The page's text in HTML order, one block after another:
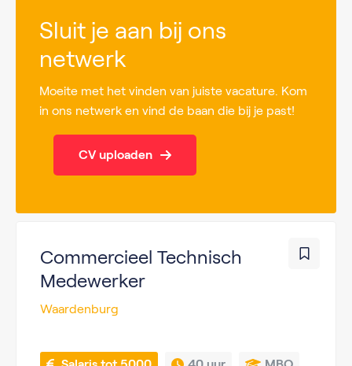
Sluit je aan bij ons
netwerk
Moeite met het vinden van juiste vacature. Kom
in ons netwerk en vind de baan die bij je past!
CV uploaden
Commercieel Technisch
Medewerker
Waardenburg